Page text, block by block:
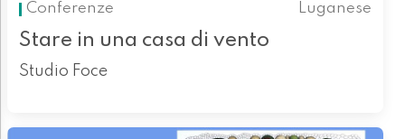
Conferenze
Luganese
Stare in una casa di vento
Studio Foce